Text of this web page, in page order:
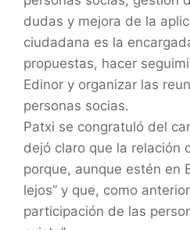
dudas y mejora de la
ciudadana es la
propuestas, hacer
Edinor y organizar las
personas socias.
Patxi se congratuló del
dejó claro que la relación
porque, aunque estén en
lejos” y que, como
participación de las